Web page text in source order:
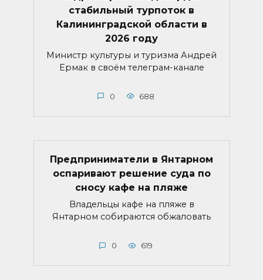
стабильный турпоток в
Калининградской области в
2026 году
Министр культуры и туризма Андрей
Ермак в своём телеграм-канале
0 688
Предприниматели в Янтарном
оспаривают решение суда по
сносу кафе на пляже
Владельцы кафе на пляже в
Янтарном собираются обжаловать
0 619